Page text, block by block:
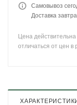
Самовывоз
Доставка
Цена
отличаться от цен в